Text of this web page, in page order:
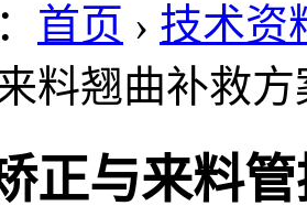
首页 › 技术资
料翘曲补救
正与来料